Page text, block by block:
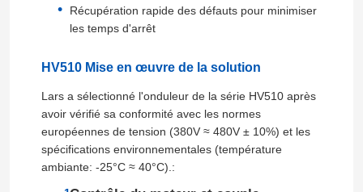
Récupération rapide des défauts pour minimiser
les temps d'arrêt
HV510 Mise en œuvre de la solution
Lars a sélectionné l'onduleur de la série HV510 après
avoir vérifié sa conformité avec les normes
européennes de tension (380V ≈ 480V ± 10%) et les
spécifications environnementales (température
ambiante: -25°C ≈ 40°C).: